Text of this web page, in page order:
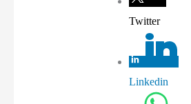
Twitter
Linkedin